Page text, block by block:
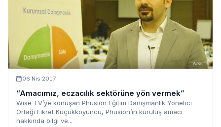
06 Nis 2017
“Amacımız, eczacılık sektörüne yön vermek”
Wise TV’ye konuşan Phusion Eğitim Danışmanlık Yönetici
Ortağı Fikret Küçükkoyuncu, Phusion’ın kuruluş amacı
hakkında bilgi ve...